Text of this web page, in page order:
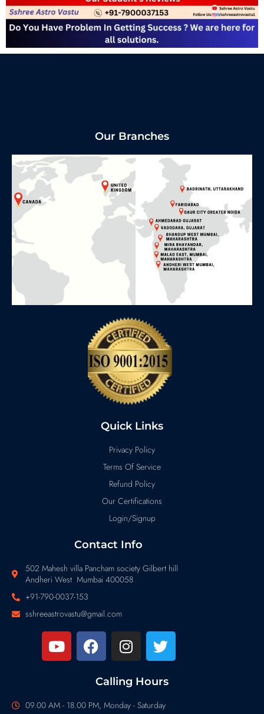
Our Branches
Quick Links
Privacy Policy
Terms Of Service
Refund Policy
Our Certifications
Login/Signup
Contact Info
502 Mahesh villa Pancham society Gilbert hill
Andheri West Mumbai 400058
+91-790-0037-153
sshreeastrovastu@gmail.com
Calling Hours
09.00 AM - 18.00 PM, Monday - Saturday